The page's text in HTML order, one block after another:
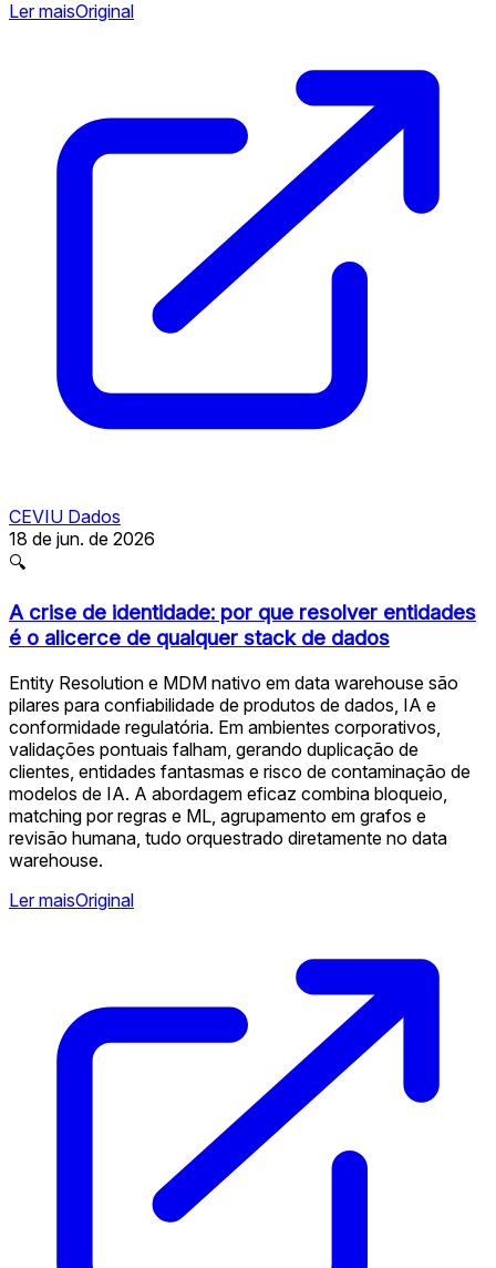
Ler maisOriginal
CEVIU Dados
18 de jun. de 2026
🔍
A crise de identidade: por que resolver entidades
é o alicerce de qualquer stack de dados
Entity Resolution e MDM nativo em data warehouse são
pilares para confiabilidade de produtos de dados, IA e
conformidade regulatória. Em ambientes corporativos,
validações pontuais falham, gerando duplicação de
clientes, entidades fantasmas e risco de contaminação de
modelos de IA. A abordagem eficaz combina bloqueio,
matching por regras e ML, agrupamento em grafos e
revisão humana, tudo orquestrado diretamente no data
warehouse.
Ler maisOriginal